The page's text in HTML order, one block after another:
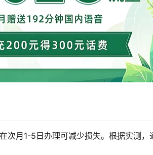
次月1-5日办理可减少损失。根据实测